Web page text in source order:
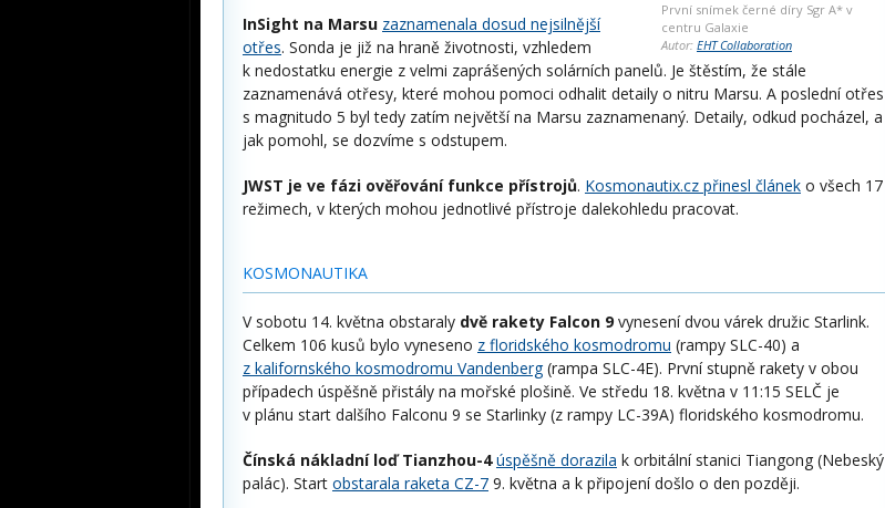
První snímek černé díry Sgr A* v
centru Galaxie
Autor: EHT Collaboration
InSight na Marsu zaznamenala dosud nejsilnější
otřes. Sonda je již na hraně životnosti, vzhledem
k nedostatku energie z velmi zaprášených solárních panelů. Je štěstím, že stále
zaznamenává otřesy, které mohou pomoci odhalit detaily o nitru Marsu. A poslední otřes
s magnitudo 5 byl tedy zatím největší na Marsu zaznamenaný. Detaily, odkud pocházel, a
jak pomohl, se dozvíme s odstupem.
JWST je ve fázi ověřování funkce přístrojů. Kosmonautix.cz přinesl článek o všech 17
režimech, v kterých mohou jednotlivé přístroje dalekohledu pracovat.
KOSMONAUTIKA
V sobotu 14. května obstaraly dvě rakety Falcon 9 vynesení dvou várek družic Starlink.
Celkem 106 kusů bylo vyneseno z floridského kosmodromu (rampy SLC-40) a
z kalifornského kosmodromu Vandenberg(rampa SLC-4E). První stupně rakety v obou
případech úspěšně přistály na mořské plošině. Ve středu 18. května v 11:15 SELČ je
v plánu start dalšího Falconu 9 se Starlinky (z rampy LC-39A) floridského kosmodromu.
Čínská nákladní loď Tianzhou-4 úspěšně dorazila k orbitální stanici Tiangong (Nebeský
palác). Start obstarala raketa CZ-7 9. května a k připojení došlo o den později.